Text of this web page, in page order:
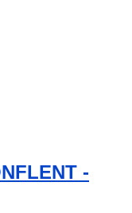
-